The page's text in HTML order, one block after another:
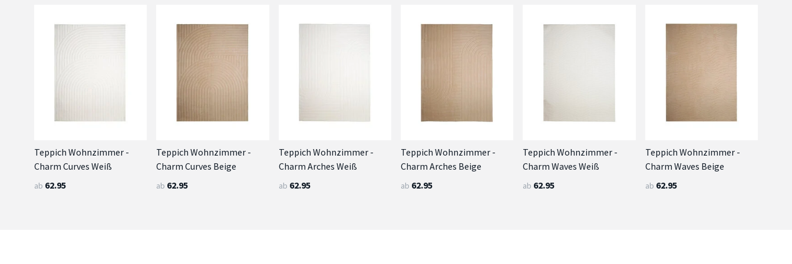
Teppich Wohnzimmer -
Charm Curves Weiß
ab 62.95
Teppich Wohnzimmer -
Charm Curves Beige
ab 62.95
Teppich Wohnzimmer -
Charm Arches Weiß
ab 62.95
Teppich Wohnzimmer -
Charm Arches Beige
ab 62.95
Teppich Wohnzimmer -
Charm Waves Weiß
ab 62.95
Teppich Wohnzimmer -
Charm Waves Beige
ab 62.95